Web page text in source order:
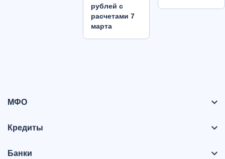
рублей с
расчетами 7
марта
МФО
Кредиты
Банки